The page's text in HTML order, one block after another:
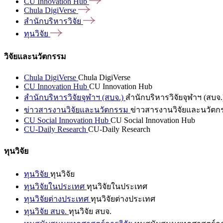
Chula DigiVerse
สำนักบริหารวิจัย
ทุนวิจัย
วิจัยและนวัตกรรม
Chula DigiVerse Chula DigiVerse
CU Innovation Hub CU Innovation Hub
สำนักบริหารวิจัยจุฬาฯ (สบจ.) สำนักบริหารวิจัยจุฬาฯ (สบจ
ข่าวสารงานวิจัยและนวัตกรรม ข่าวสารงานวิจัยและนวัตก
CU Social Innovation Hub CU Social Innovation Hub
CU-Daily Research CU-Daily Research
ทุนวิจัย
ทุนวิจัย ทุนวิจัย
ทุนวิจัยในประเทศ ทุนวิจัยในประเทศ
ทุนวิจัยต่างประเทศ ทุนวิจัยต่างประเทศ
ทุนวิจัย สบจ. ทุนวิจัย สบจ.